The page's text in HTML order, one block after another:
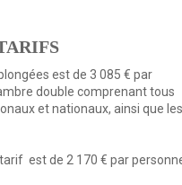
est de 3 085 € par
double comprenant tous
et nationaux, ainsi que les
est de 2 170 € par